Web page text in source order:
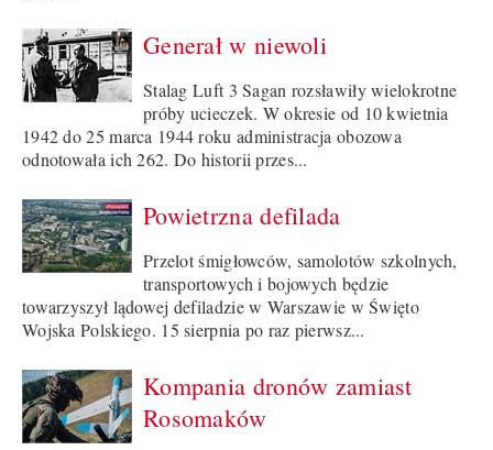
Generał w niewoli
Stalag Luft 3 Sagan rozsławiły wielokrotne
próby ucieczek. W okresie od 10 kwietnia
1942 do 25 marca 1944 roku administracja obozowa
odnotowała ich 262. Do historii przes...
Powietrzna defilada
Przelot śmigłowców, samolotów szkolnych,
transportowych i bojowych będzie
towarzyszył lądowej defiladzie w Warszawie w Święto
Wojska Polskiego. 15 sierpnia po raz pierwsz...
Kompania dronów zamiast
Rosomaków